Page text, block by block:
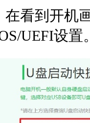
在看到开机
UEFI设置